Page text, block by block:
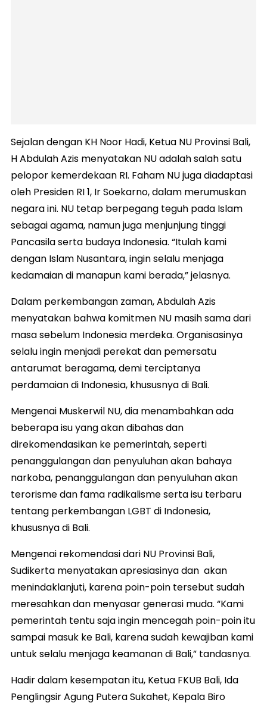
Sejalan dengan KH Noor Hadi, Ketua NU Provinsi Bali,
H Abdulah Azis menyatakan NU adalah salah satu
pelopor kemerdekaan RI. Faham NU juga diadaptasi
oleh Presiden RI 1, Ir Soekarno, dalam merumuskan
negara ini. NU tetap berpegang teguh pada Islam
sebagai agama, namun juga menjunjung tinggi
Pancasila serta budaya Indonesia. “Itulah kami
dengan Islam Nusantara, ingin selalu menjaga
kedamaian di manapun kami berada,” jelasnya.
Dalam perkembangan zaman, Abdulah Azis
menyatakan bahwa komitmen NU masih sama dari
masa sebelum Indonesia merdeka. Organisasinya
selalu ingin menjadi perekat dan pemersatu
antarumat beragama, demi terciptanya
perdamaian di Indonesia, khususnya di Bali.
Mengenai Muskerwil NU, dia menambahkan ada
beberapa isu yang akan dibahas dan
direkomendasikan ke pemerintah, seperti
penanggulangan dan penyuluhan akan bahaya
narkoba, penanggulangan dan penyuluhan akan
terorisme dan fama radikalisme serta isu terbaru
tentang perkembangan LGBT di Indonesia,
khususnya di Bali.
Mengenai rekomendasi dari NU Provinsi Bali,
Sudikerta menyatakan apresiasinya dan akan
menindaklanjuti, karena poin-poin tersebut sudah
meresahkan dan menyasar generasi muda. “Kami
pemerintah tentu saja ingin mencegah poin-poin itu
sampai masuk ke Bali, karena sudah kewajiban kami
untuk selalu menjaga keamanan di Bali,” tandasnya.
Hadir dalam kesempatan itu, Ketua FKUB Bali, Ida
Penglingsir Agung Putera Sukahet, Kepala Biro